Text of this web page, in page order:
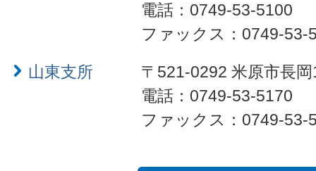
電話：0749-53-5100
ファックス：0749-53-
山東支所
〒521-0292 米原市長
電話：0749-53-5170
ファックス：0749-53-